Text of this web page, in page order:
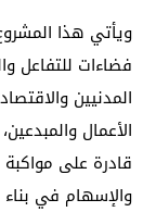
ويأتي هذا
فضاءات للتفاعل
المدنيين
الأعمال
قادرة على
والإسهام في بناء